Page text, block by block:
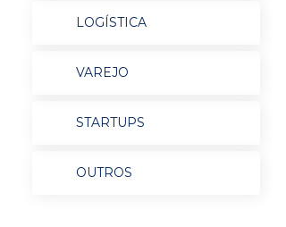
LOGÍSTICA
VAREJO
STARTUPS
OUTROS